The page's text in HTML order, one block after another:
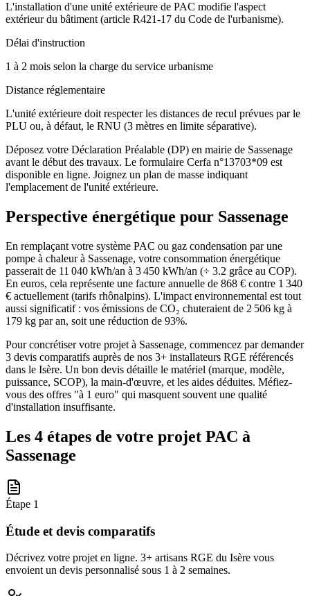
L'installation d'une unité extérieure de PAC modifie l'aspect
extérieur du bâtiment (article R421-17 du Code de l'urbanisme).
Délai d'instruction
1 à 2 mois selon la charge du service urbanisme
Distance réglementaire
L'unité extérieure doit respecter les distances de recul prévues par le
PLU ou, à défaut, le RNU (3 mètres en limite séparative).
Déposez votre Déclaration Préalable (DP) en mairie de Sassenage
avant le début des travaux. Le formulaire Cerfa n°13703*09 est
disponible en ligne. Joignez un plan de masse indiquant
l'emplacement de l'unité extérieure.
Perspective énergétique pour Sassenage
En remplaçant votre système PAC ou gaz condensation par une
pompe à chaleur à Sassenage, votre consommation énergétique
passerait de 11 040 kWh/an à 3 450 kWh/an (÷ 3.2 grâce au COP).
En euros, cela représente une facture annuelle de 868 € contre 1 340
€ actuellement (tarifs rhônalpins). L'impact environnemental est tout
aussi significatif : vos émissions de CO₂ chuteraient de 2 506 kg à
179 kg par an, soit une réduction de 93%.
Pour concrétiser votre projet à Sassenage, commencez par demander
3 devis comparatifs auprès de nos 3+ installateurs RGE référencés
dans le Isère. Un bon devis détaille le matériel (marque, modèle,
puissance, SCOP), la main-d'œuvre, et les aides déduites. Méfiez-
vous des offres "à 1 euro" qui masquent souvent une qualité
d'installation insuffisante.
Les 4 étapes de votre projet PAC à
Sassenage
Étape 1
Étude et devis comparatifs
Décrivez votre projet en ligne. 3+ artisans RGE du Isère vous
envoient un devis personnalisé sous 1 à 2 semaines.